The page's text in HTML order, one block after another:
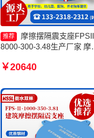
推荐
摩擦摆隔震支座
8000-300-3.48生产厂家 摩
摆建筑隔震支座 摩擦复摆
￥20640